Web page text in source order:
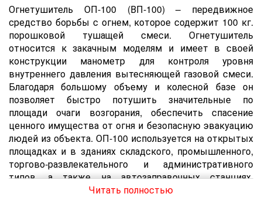
Огнетушитель ОП-100 (ВП-100) – передвижное
средство борьбы с огнем, которое содержит 100 кг.
порошковой тушащей смеси. Огнетушитель
относится к закачным моделям и имеет в своей
конструкции манометр для контроля уровня
внутреннего давления вытесняющей газовой смеси.
Благодаря большому объему и колесной базе он
позволяет быстро потушить значительные по
площади очаги возгорания, обеспечить спасение
ценного имущества от огня и безопасную эвакуацию
людей из объекта. ОП-100 используется на открытых
площадках и в зданиях складского, промышленного,
торгово-развлекательного и административного
типов, а также на автозаправочных станциях,
станциях технического обслуживания и нефтебазах.
Читать полностью